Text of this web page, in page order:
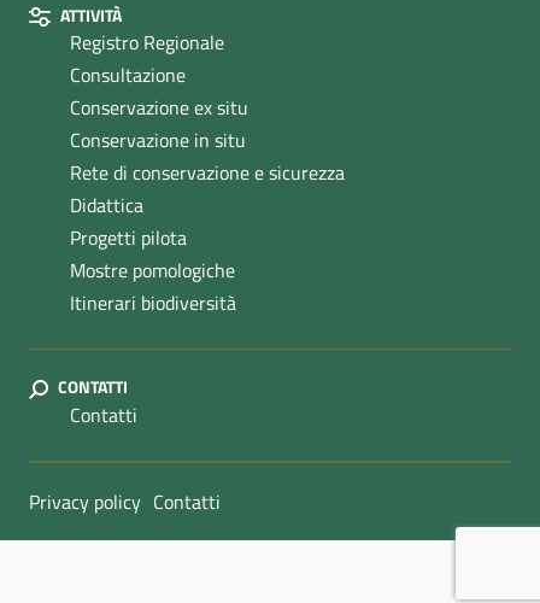
ATTIVITÀ
Registro Regionale
Consultazione
Conservazione ex situ
Conservazione in situ
Rete di conservazione e sicurezza
Didattica
Progetti pilota
Mostre pomologiche
Itinerari biodiversità
CONTATTI
Contatti
Sezione Link Utili
Privacy policy Contatti